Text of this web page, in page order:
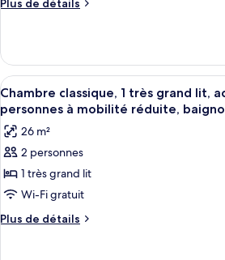
de
Chambre
classique,
1
très
grand
lit
Plus de détails
Chambre
classique,
1
très
grand
lit
Afficher
toutes
les
photos
pour
ce
type
de
Une
5
Chambre classique, 1 très grand lit,
personnes à mobilité réduite,
26 m²
2 personnes
1 très grand lit
Wi-Fi gratuit
Plus de détails
Plus